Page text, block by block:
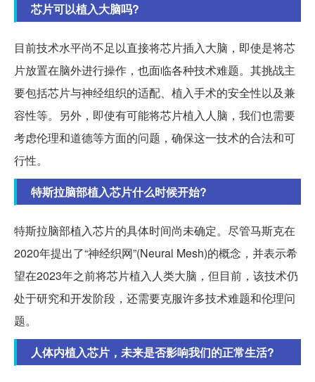
芯片可以植入大脑吗?
目前技术水平尚不足以直接将芯片插入大脑，即使是将芯
片放置在脑外进行操作，也面临各种技术难题。其挑战主
要包括芯片与神经组织的适配、植入手术的安全性以及兼
容性等。另外，即使有可能将芯片植入人脑，我们也需要
考虑伦理和道德等方面的问题，确保这一技术的合法和可
行性。
特斯拉脑部植入芯片什么时候开始?
特斯拉脑部植入芯片的具体时间尚未确定。尽管马斯克在
2020年提出了“神经织网”(Neural Mesh)的概念，并表示希
望在2023年之前将芯片植入人类大脑，但目前，该技术仍
处于研究和开发阶段，还需要克服许多技术难题和伦理问
题。
人体内植入芯片，未来是否影响我们的正常生活?